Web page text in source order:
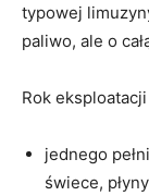
typowej
paliwo, ale o
Rok
jednego
świece,